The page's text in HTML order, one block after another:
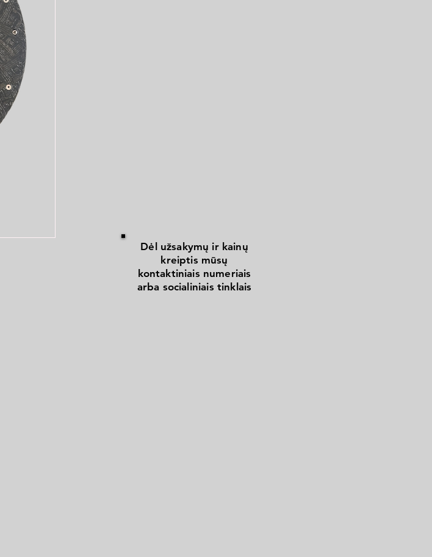
Dėl užsakymų ir kainų
kreiptis mūsų
kontaktiniais numeriais
arba socialiniais tinklais